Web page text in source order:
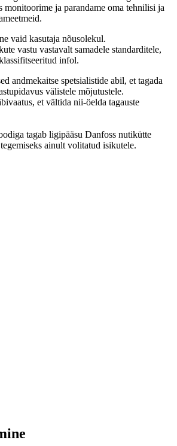
monitoorime ja parandame oma tehnilisi ja
vaid kasutaja nõusolekul.
vastu vastavalt samadele standarditele,
infol.
andmekaitse spetsialistide abil, et tagada
välistele mõjutustele.
et vältida nii-öelda tagauste
tagab ligipääsu Danfoss nutikütte
ainult volitatud isikutele.